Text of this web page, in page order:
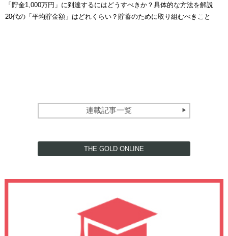
「貯金1,000万円」に到達するにはどうすべきか？具体的な方法を解説
20代の「平均貯金額」はどれくらい？貯蓄のために取り組むべきこと
連載記事一覧
THE GOLD ONLINE